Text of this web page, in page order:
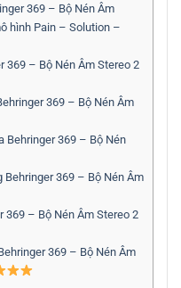
369 – Bộ Nén Âm
hình Pain – Solution –
369 – Bộ Nén Âm Stereo 2
369 – Bộ Nén Âm
Behringer 369 – Bộ Nén
369 – Bộ Nén Âm
369 – Bộ Nén Âm Stereo 2
369 – Bộ Nén Âm